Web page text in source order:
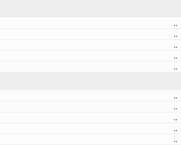
..
..
..
..
..
..
..
..
..
..